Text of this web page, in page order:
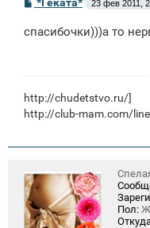
б
23 фев 2011,
спасибочки)))а то
http://chudetstvo.ru/]
http://club-mam.com/
Пол: